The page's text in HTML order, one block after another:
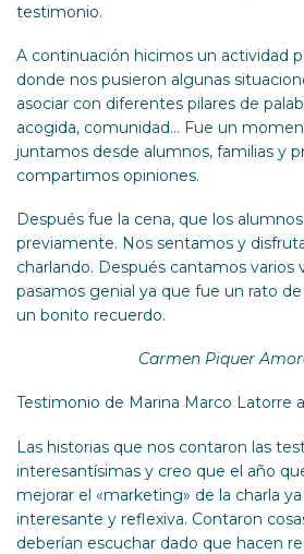
testimonio.
A continuación hicimos un actividad
donde nos pusieron algunas
asociar con diferentes pilares de
acogida, comunidad… Fue un
juntamos desde alumnos, familias y
compartimos opiniones.
Después fue la cena, que los
previamente. Nos sentamos y
charlando. Después cantamos varios
pasamos genial ya que fue un rato
un bonito recuerdo.
Carmen Piquer
Testimonio de Marina Marco Latorre
Las historias que nos contaron las
interesantísimas y creo que el año
mejorar el «marketing» de la charla
interesante y reflexiva. Contaron
deberían escuchar dado que hacen